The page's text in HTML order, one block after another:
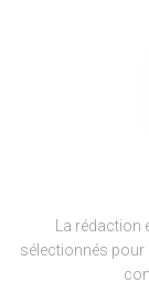
La
sélectionnés